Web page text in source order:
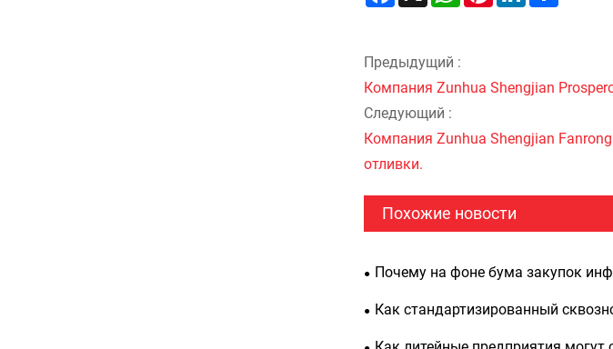
Предыдущий :
Компания Zunhua Shengjian
Следующий :
Компания Zunhua Shengjian
отливки.
Похожие новости
Почему на фоне бума закупок
Востоке зарубежные клиенты так
Как стандартизированный
обеспечивает качество чугунных